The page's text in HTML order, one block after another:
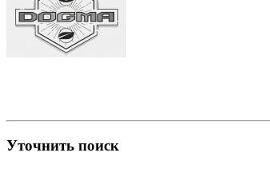
Уточнить поиск